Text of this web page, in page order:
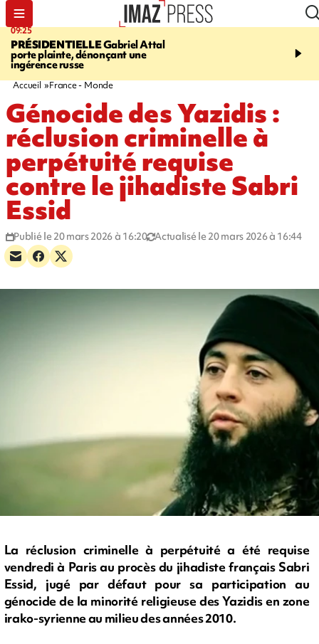
09:25
PRÉSIDENTIELLEGabriel Attal
porte plainte, dénonçant une
ingérence russe
11:43
accident après le virage
Accueil France - Monde
Génocide des Yazidis :
réclusion criminelle à
perpétuité requise
contre le jihadiste Sabri
Essid
Publié le 20 mars 2026 à 16:20 Actualisé le 20 mars 2026 à 16:44
La réclusion criminelle à perpétuité a été requise
vendredi à Paris au procès du jihadiste français Sabri
Essid, jugé par défaut pour sa participation au
génocide de la minorité religieuse des Yazidis en zone
irako-syrienne au milieu des années 2010.